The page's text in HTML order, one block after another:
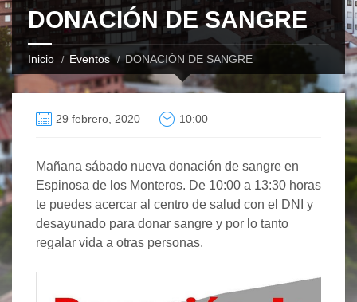
DONACIÓN DE SANGRE
Inicio Eventos DONACIÓN DE SANGRE
29 febrero, 2020 10:00
Mañana sábado nueva donación de sangre en
Espinosa de los Monteros. De 10:00 a 13:30 horas
te puedes acercar al centro de salud con el DNI y
desayunado para donar sangre y por lo tanto
regalar vida a otras personas.